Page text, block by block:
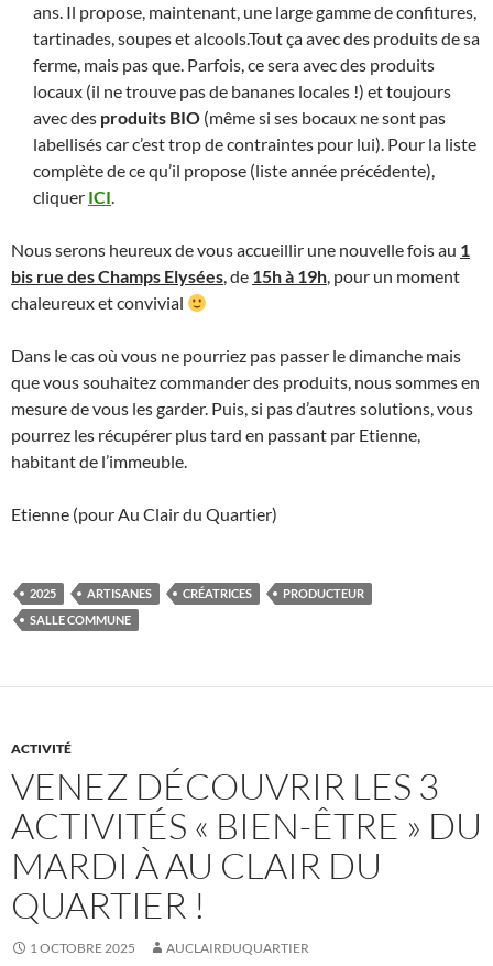
ans. Il propose, maintenant, une large gamme de confitures,
tartinades, soupes et alcools.Tout ça avec des produits de sa
ferme, mais pas que. Parfois, ce sera avec des produits
locaux (il ne trouve pas de bananes locales !) et toujours
avec des produits BIO (même si ses bocaux ne sont pas
labellisés car c’est trop de contraintes pour lui). Pour la liste
complète de ce qu’il propose (liste année précédente),
cliquer ICI.
Nous serons heureux de vous accueillir une nouvelle fois au 1
bis rue des Champs Elysées, de 15h à 19h, pour un moment
chaleureux et convivial
Dans le cas où vous ne pourriez pas passer le dimanche mais
que vous souhaitez commander des produits, nous sommes en
mesure de vous les garder. Puis, si pas d’autres solutions, vous
pourrez les récupérer plus tard en passant par Etienne,
habitant de l’immeuble.
Etienne (pour Au Clair du Quartier)
2025 ARTISANES CRÉATRICES
PRODUCTEUR
SALLE COMMUNE
ACTIVITÉ
VENEZ DÉCOUVRIR LES 3
ACTIVITÉS « BIEN-ÊTRE » DU
MARDI À AU CLAIR DU
QUARTIER !
1 OCTOBRE 2025 AUCLAIRDUQUARTIER